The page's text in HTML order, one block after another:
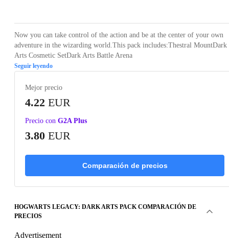
Now you can take control of the action and be at the center of your own
adventure in the wizarding world.This pack includes:Thestral MountDark
Arts Cosmetic SetDark Arts Battle Arena
Seguir leyendo
Mejor precio
4.22 EUR
Precio con G2A Plus
3.80 EUR
Comparación de precios
HOGWARTS LEGACY: DARK ARTS PACK COMPARACIÓN DE
PRECIOS
Advertisement